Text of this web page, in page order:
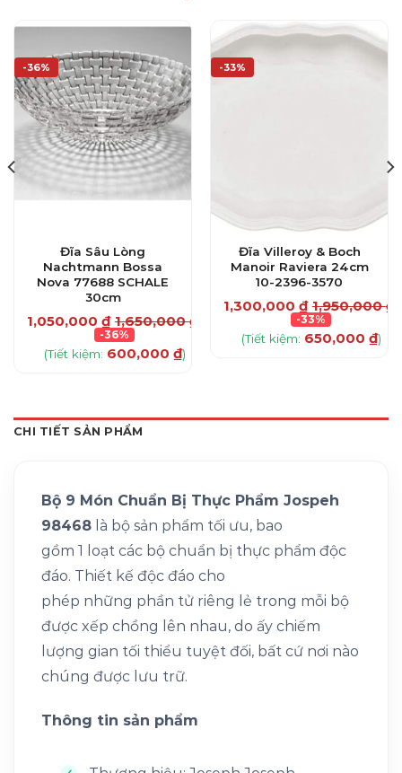
-36%
Đĩa Sâu Lòng
Nachtmann Bossa
Nova 77688 SCHALE
30cm
1,050,000 ₫ 1,650,000₫
-36%
(Tiết kiệm: 600,000 ₫)
-33%
Đĩa Villeroy & Boch
Manoir Raviera 24cm
10-2396-3570
1,300,000 ₫ 1,950,000₫
-33%
(Tiết kiệm: 650,000 ₫)
CHI TIẾT SẢN PHẨM
Bộ 9 Món Chuẩn Bị Thực Phẩm Jospeh
98468 là bộ sản phẩm tối ưu, bao
gồm 1 loạt các bộ chuẩn bị thực phẩm độc
đáo. Thiết kế độc đáo cho
phép những phần tử riêng lẻ trong mỗi bộ
được xếp chồng lên nhau, do ấy chiếm
lượng gian tối thiểu tuyệt đối, bất cứ nơi nào
chúng được lưu trữ.
Thông tin sản phẩm